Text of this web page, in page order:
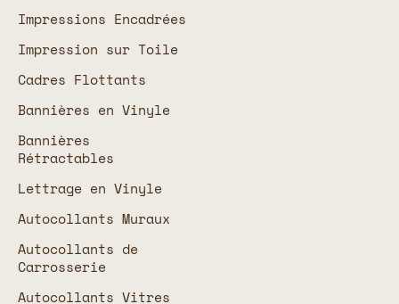
Impressions Encadrées
Impression sur Toile
Cadres Flottants
Bannières en Vinyle
Bannières
Rétractables
Lettrage en Vinyle
Autocollants Muraux
Autocollants de
Carrosserie
Autocollants Vitres